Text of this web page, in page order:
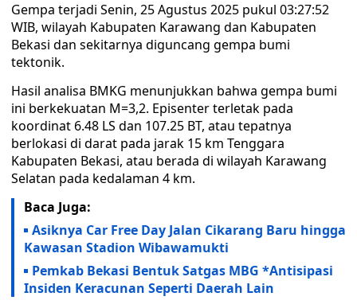
Gempa terjadi Senin, 25 Agustus 2025 pukul 03:27:52
WIB, wilayah Kabupaten Karawang dan Kabupaten
Bekasi dan sekitarnya diguncang gempa bumi
tektonik.
Hasil analisa BMKG menunjukkan bahwa gempa bumi
ini berkekuatan M=3,2. Episenter terletak pada
koordinat 6.48 LS dan 107.25 BT, atau tepatnya
berlokasi di darat pada jarak 15 km Tenggara
Kabupaten Bekasi, atau berada di wilayah Karawang
Selatan pada kedalaman 4 km.
Baca Juga:
Asiknya Car Free Day Jalan Cikarang Baru hingga
Kawasan Stadion Wibawamukti
Pemkab Bekasi Bentuk Satgas MBG *Antisipasi
Insiden Keracunan Seperti Daerah Lain